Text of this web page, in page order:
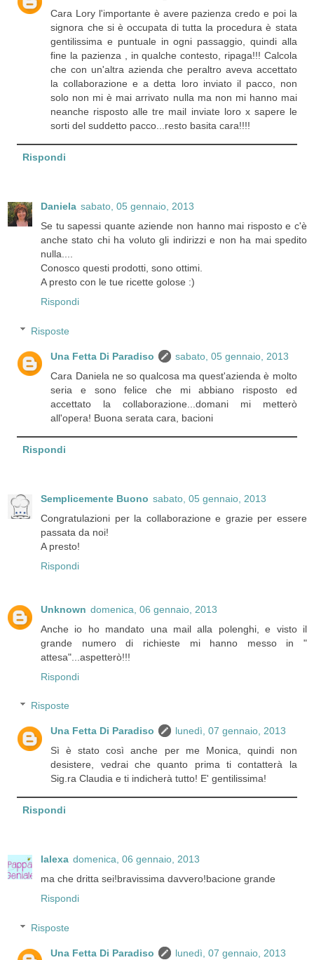
Cara Lory l'importante è avere pazienza credo e poi la
signora che si è occupata di tutta la procedura è stata
gentilissima e puntuale in ogni passaggio, quindi alla
fine la pazienza , in qualche contesto, ripaga!!! Calcola
che con un'altra azienda che peraltro aveva accettato
la collaborazione e a detta loro inviato il pacco, non
solo non mi è mai arrivato nulla ma non mi hanno mai
neanche risposto alle tre mail inviate loro x sapere le
sorti del suddetto pacco...resto basita cara!!!!
Rispondi
Daniela sabato, 05 gennaio, 2013
Se tu sapessi quante aziende non hanno mai risposto e c'è
anche stato chi ha voluto gli indirizzi e non ha mai spedito
nulla....
Conosco questi prodotti, sono ottimi.
A presto con le tue ricette golose :)
Rispondi
Risposte
Una Fetta Di Paradiso
sabato, 05 gennaio, 2013
Cara Daniela ne so qualcosa ma quest'azienda è molto
seria e sono felice che mi abbiano risposto ed
accettato la collaborazione...domani mi metterò
all'opera! Buona serata cara, bacioni
Rispondi
Semplicemente Buono sabato, 05 gennaio, 2013
Congratulazioni per la collaborazione e grazie per essere
passata da noi!
A presto!
Rispondi
Unknown domenica, 06 gennaio, 2013
Anche io ho mandato una mail alla polenghi, e visto il
grande numero di richieste mi hanno messo in "
attesa"...aspetterò!!!
Rispondi
Risposte
Una Fetta Di Paradiso
lunedì, 07 gennaio, 2013
Sì è stato così anche per me Monica, quindi non
desistere, vedrai che quanto prima ti contatterà la
Sig.ra Claudia e ti indicherà tutto! E' gentilissima!
Rispondi
lalexa domenica, 06 gennaio, 2013
ma che dritta sei!bravissima davvero!bacione grande
Rispondi
Risposte
Una Fetta Di Paradiso
lunedì, 07 gennaio, 2013